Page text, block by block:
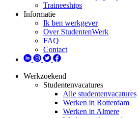
Traineeships
Informatie
Ik ben werkgever
Over StudentenWerk
FAQ
Contact
Werkzoekend
Studentenvacatures
Alle studentenvacatures
Werken in Rotterdam
Werken in Almere